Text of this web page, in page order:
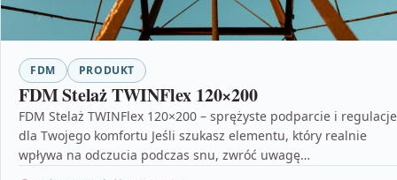
FDM PRODUKT
FDM Stelaż TWINFlex 120×200
FDM Stelaż TWINFlex 120×200 – sprężyste podparcie i regulacje
dla Twojego komfortu Jeśli szukasz elementu, który realnie
wpływa na odczucia podczas snu, zwróć uwagę…